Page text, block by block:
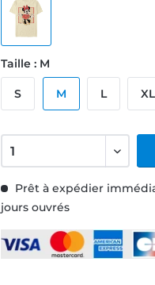
Prêt à expédier
jours ouvrés
Taille : M
S M L XL